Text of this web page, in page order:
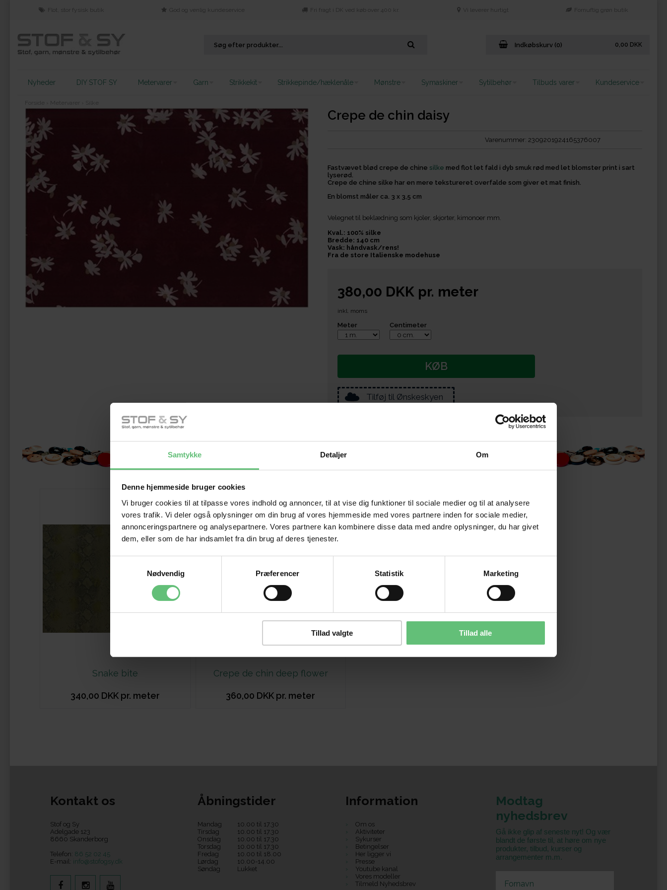
Samtykke Detaljer Om
Denne hjemmeside bruger cookies
Vi bruger cookies til at tilpasse vores indhold og annoncer, til at vise dig funktioner til sociale medier og til at analysere
vores trafik. Vi deler også oplysninger om din brug af vores hjemmeside med vores partnere inden for sociale medier,
annonceringspartnere og analysepartnere. Vores partnere kan kombinere disse data med andre oplysninger, du har givet
dem, eller som de har indsamlet fra din brug af deres tjenester.
Nødvendig
Præferencer Statistik Marketing
Tillad valgte Tillad alle
Flot, stor fysisk butik God og venlig kundeservice Fri fragt i DK ved køb over 400 kr. Vi leverer hurtigt Fornuftig grøn butik
Indkøbskurv (0) 0,00 DKK
Nyheder DIY STOF SY Metervarer Garn Strikkekit Strikkepinde/hæklenåle Mønstre Symaskiner Sytilbehør Tilbuds varer Kundeservice
Metervarer
Crepe de chin daisy
Varenummer: 2309201924165376007
Fastvævet blød crepe de chine silke med flot let fald i dyb smuk rød med let blomster print i sart
lyserød.
Crepe de chine silke har en mere tekstureret overfalde som giver et mat finish.
En blomst måler ca. 3 x 3,5 cm
Velegnet til beklædning som kjoler, skjorter, kimonoer mm.
Kval.: 100% silke
Bredde: 140 cm
Vask: håndvask/rens!
Fra de store Italienske modehuse
380,00 DKKpr. meter
inkl. moms
Meter Centimeter
KØB
Tilføj til Ønskeskyen
Måske er du også interesseret i følgende produkter
Snake bite
340,00 DKK pr. meter
Crepe de chin deep flower
360,00 DKK pr. meter
Kontakt os
Stof og Sy
Adelgade 123
8660 Skanderborg
Telefon: 86 52 02 45
E-mail: info@stofogsy.dk
Åbningstider
Mandag
10.00 til 17.30
Tirsdag
10.00 til 17.30
Onsdag
10.00 til 17.30
Torsdag
10.00 til 17.30
Fredag
10.00 til 18.00
Lørdag
10.00-14.00
Søndag
Lukket
Information
Om os
Aktiviteter
Sykurser
Betingelser
Her ligger vi
Presse
Youtube kanal
Vores modeller
Tilmeld Nyhedsbrev
Modtag
nyhedsbrev
Gå ikke glip af seneste nyt! Og vær
blandt de første til, at høre om nye
produkter, tilbud, kurser og
arrangementer m.m.